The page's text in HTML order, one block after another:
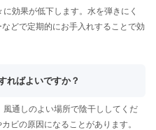
効果が低下します。水を弾きにく
どで定期的にお手入れすることで効
ればよいですか？
通しのよい場所で陰干ししてくだ
ビの原因になることがあります。